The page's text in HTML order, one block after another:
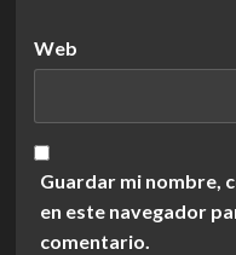
Web
Guardar mi nombre,
en este navegador
comentario.